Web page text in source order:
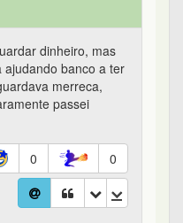
dinheiro, mas
ajudando banco a ter
merreca,
passei
0 0